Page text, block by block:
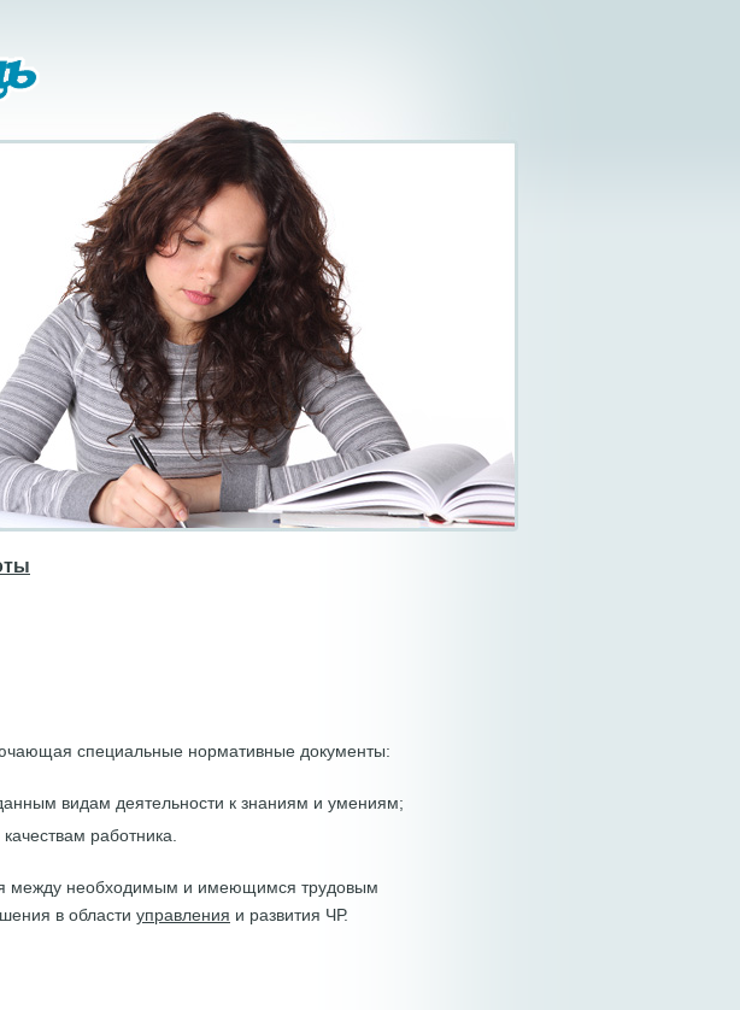
специальные нормативные документы:
видам деятельности к знаниям и умениям;
работника.
между необходимым и имеющимся трудовым
в области управления и развития ЧР.